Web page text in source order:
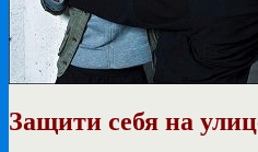
Защити себя на